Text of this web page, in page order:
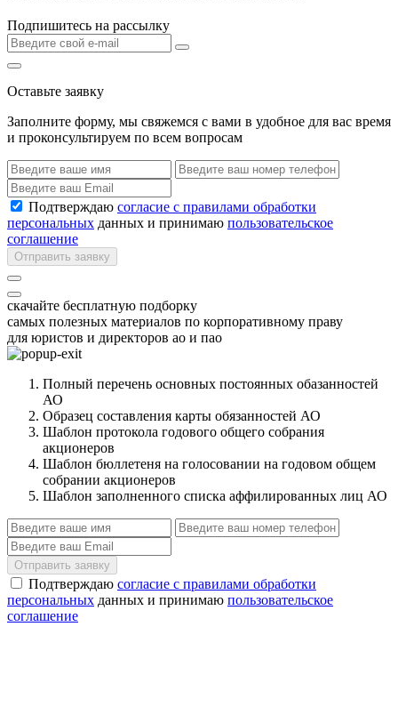
Подпишитесь на рассылку
Оставьте заявку
Заполните форму, мы свяжемся с вами в удобное для вас время
и проконсультируем по всем вопросам
Подтверждаю согласие с правилами обработки
персональных данных и принимаю пользовательское
соглашение
Отправить заявку
скачайте бесплатную подборку
самых полезных материалов по корпоративному праву
для юристов и директоров ао и пао
Полный перечень основных постоянных обазанностей
АО
Образец составления карты обязанностей АО
Шаблон протокола годового общего собрания
акционеров
Шаблон бюллетеня на голосовании на годовом общем
собрании акционеров
Шаблон заполненного списка аффилированных лиц АО
Отправить заявку
Подтверждаю согласие с правилами обработки
персональных данных и принимаю пользовательское
соглашение